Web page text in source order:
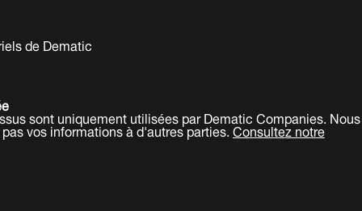
de Dematic
sont uniquement utilisées par Dematic Companies. Nous
vos informations à d'autres parties.Consultez notre